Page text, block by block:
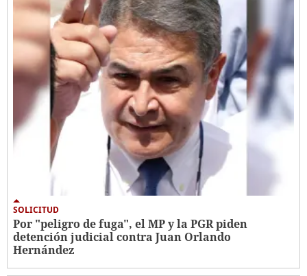
SOLICITUD
Por "peligro de fuga", el MP y la PGR piden
detención judicial contra Juan Orlando
Hernández